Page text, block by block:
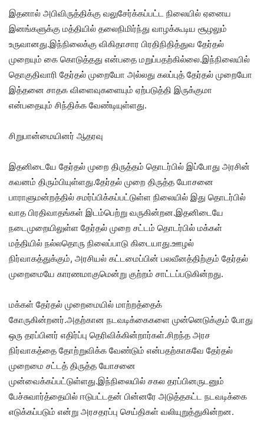
இதனால் அபிவிருத்திக்கு வலுசேர்க்கப்பட்ட நிலையில் ஏனைய
இனங்களுக்கு மத்தியில் தலைநிமிர்ந்து வாழக்கூடிய சூழலும்
உருவானது.இந்நிலைக்கு விகிதாசார பிரதிநிதித்துவ தேர்தல்
முறையும் கை கொடுத்தது என்பதை மறுப்பதற்கில்லை.இந்நிலையில்
தொகுதிவாரி தேர்தல் முறையோ அல்லது கலப்புத் தேர்தல் முறையோ
இத்தனை சாதக விளைவுகளையும் ஏற்படுத்தி இருக்குமா
என்பதையும் சிந்திக்க வேண்டியுள்ளது.
சிறுபான்மையினர் ஆதரவு
இதனிடையே தேர்தல் முறை திருத்தம் தொடர்பில் இப்போது அரசின்
கவனம் திரும்பியுள்ளது.தேர்தல் முறை திருத்த யோசனை
பாராளுமன்றத்தில் சமர்ப்பிக்கப்பட்டுள்ள நிலையில் இது தொடர்பில்
வாத பிரதிவாதங்கள் இடம்பெற்று வருகின்றன.இதனிடையே
நடைமுறையிலுள்ள தேர்தல் முறை சட்டம் தொடர்பில் மக்கள்
மத்தியில் நல்லதொரு நிலைப்பாடு கிடையாது.ஊழல்
நிர்வாகத்துக்கும், அரசியல் கட்டமைப்பின் பலவீனத்திற்கும் தேர்தல்
முறைமையே காரணமாகுமென்று குற்றம் சாட்டப்படுகின்றது.
மக்கள் தேர்தல் முறைமையில் மாற்றத்தைக்
கோருகின்றனர்.அதற்கான நடவடிக்கைகளை முன்னெடுக்கும் போது
ஒரு தரப்பினர் எதிர்ப்பு தெரிவிக்கின்றார்கள்.சிறந்த அரச
நிர்வாகத்தை தோற்றுவிக்க வேண்டும் என்பதற்காகவே தேர்தல்
முறைமை சட்டத் திருத்த யோசனை
முன்வைக்கப்பட்டுள்ளது.இந்நிலையில் சகல தரப்பினருடனும்
பேச்சுவார்த்தையில் ஈடுபட்டதன் பின்னரே அடுத்தகட்ட நடவடிக்கை
எடுக்கப்படும் என்று அரசதரப்பு செய்திகள் வலியுறுத்துகின்றன.